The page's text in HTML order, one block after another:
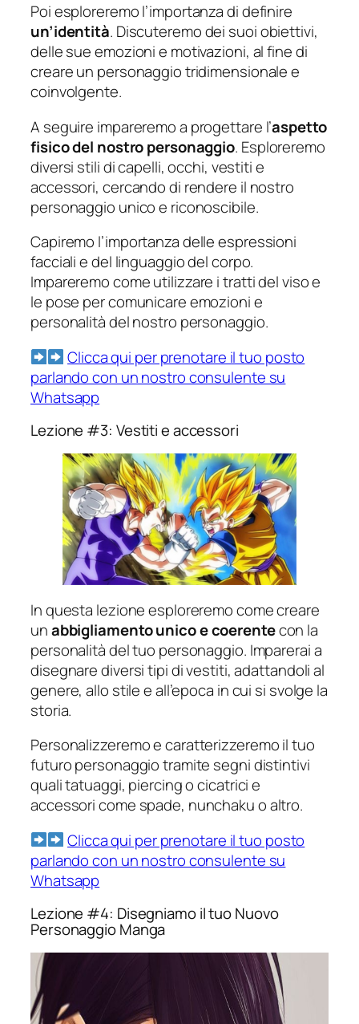
Poi esploreremo l’importanza di definire
un’identità. Discuteremo dei suoi obiettivi,
delle sue emozioni e motivazioni, al fine di
creare un personaggio tridimensionale e
coinvolgente.
A seguire impareremo a progettare l’aspetto
fisico del nostro personaggio. Esploreremo
diversi stili di capelli, occhi, vestiti e
accessori, cercando di rendere il nostro
personaggio unico e riconoscibile.
Capiremo l’importanza delle espressioni
facciali e del linguaggio del corpo.
Impareremo come utilizzare i tratti del viso e
le pose per comunicare emozioni e
personalità del nostro personaggio.
Clicca qui per prenotare il tuo posto
parlando con un nostro consulente su
Whatsapp
Lezione #3: Vestiti e accessori
In questa lezione esploreremo come creare
unabbigliamento unico e coerentecon la
personalità del tuo personaggio. Imparerai a
disegnare diversi tipi di vestiti, adattandoli al
genere, allo stile e all’epoca in cui si svolge la
storia.
Personalizzeremo e caratterizzeremo il tuo
futuro personaggio tramite segni distintivi
quali tatuaggi, piercing o cicatrici e
accessori come spade, nunchaku o altro.
Clicca qui per prenotare il tuo posto
parlando con un nostro consulente su
Whatsapp
Lezione #4: Disegniamo il tuo Nuovo
Personaggio Manga